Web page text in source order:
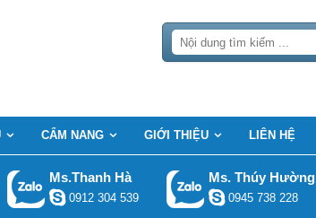
CẨM NANG GIỚI THIỆU LIÊN HỆ
Ms.Thanh Hà
0912 304 539
Ms. Thúy Hường
0945 738 228